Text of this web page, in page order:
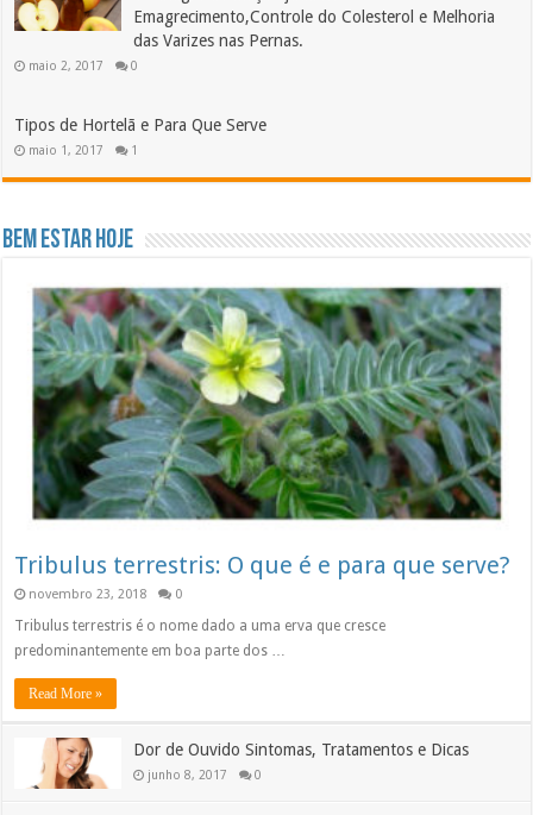
Emagrecimento,Controle do Colesterol e Melhoria
das Varizes nas Pernas.
maio 2, 2017 0
Tipos de Hortelã e Para Que Serve
maio 1, 2017 1
Bem Estar hoje
Tribulus terrestris: O que é e para que serve?
novembro 23, 2018 0
Tribulus terrestris é o nome dado a uma erva que cresce
predominantemente em boa parte dos …
Read More »
Dor de Ouvido Sintomas, Tratamentos e Dicas
junho 8, 2017 0